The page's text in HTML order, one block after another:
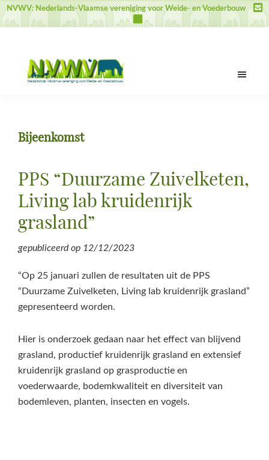
Door
naar
inhoud
Spring
naar
sidebar
Spring
naar
NVWV: Nederlands-Vlaamse vereniging voor Weide- en Voederbouw
voor
en
Voederbouw
Bijeenkomst
PPS “Duurzame Zuivelketen,
Living lab kruidenrijk
grasland”
gepubliceerd op 12/12/2023
“Op 25 januari zullen de resultaten uit de PPS
“Duurzame Zuivelketen, Living lab kruidenrijk grasland”
gepresenteerd worden.
Hier is onderzoek gedaan naar het effect van blijvend
grasland, productief kruidenrijk grasland en extensief
kruidenrijk grasland op grasproductie en
voederwaarde, bodemkwaliteit en diversiteit van
bodemleven, planten, insecten en vogels.